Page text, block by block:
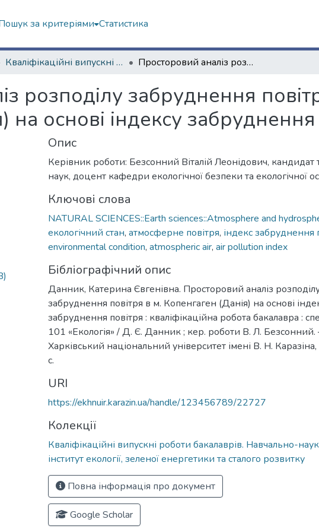
за критеріями Статистика
Кваліфікаційні випускні роботи бакалаврів. Навчально-науковий інститут екології, зеленої енергетики та сталого розвитку Просторовий аналіз розподілу забруднення повітря в м. Копенгаген (Данія) на основі індексу забруднення повітря
розподілу забруднення
на основі індексу забруднення
Опис
Керівник роботи: Безсонний Віталій Леонідович, кандидат
наук, доцент кафедри екологічної безпеки та екологічної
Ключові слова
NATURAL SCIENCES::Earth sciences::Atmosphere and
екологічний стан, атмосферне повітря, індекс забруднення
environmental condition, atmospheric air, air pollution index
Бібліографічний опис
Данник, Катерина Євгенівна. Просторовий аналіз
забруднення повітря в м. Копенгаген (Данія) на основі
забруднення повітря : кваліфікаційна робота бакалавра :
101 «Екологія» / Д. Є. Данник ; кер. роботи В. Л. Безсонний.
Харківський національний університет імені В. Н.
с.
URI
https://ekhnuir.karazin.ua/handle/123456789/22727
Колекції
Кваліфікаційні випускні роботи бакалаврів. Навчально-
інститут екології, зеленої енергетики та сталого розвитку
Повна інформація про документ
Google Scholar